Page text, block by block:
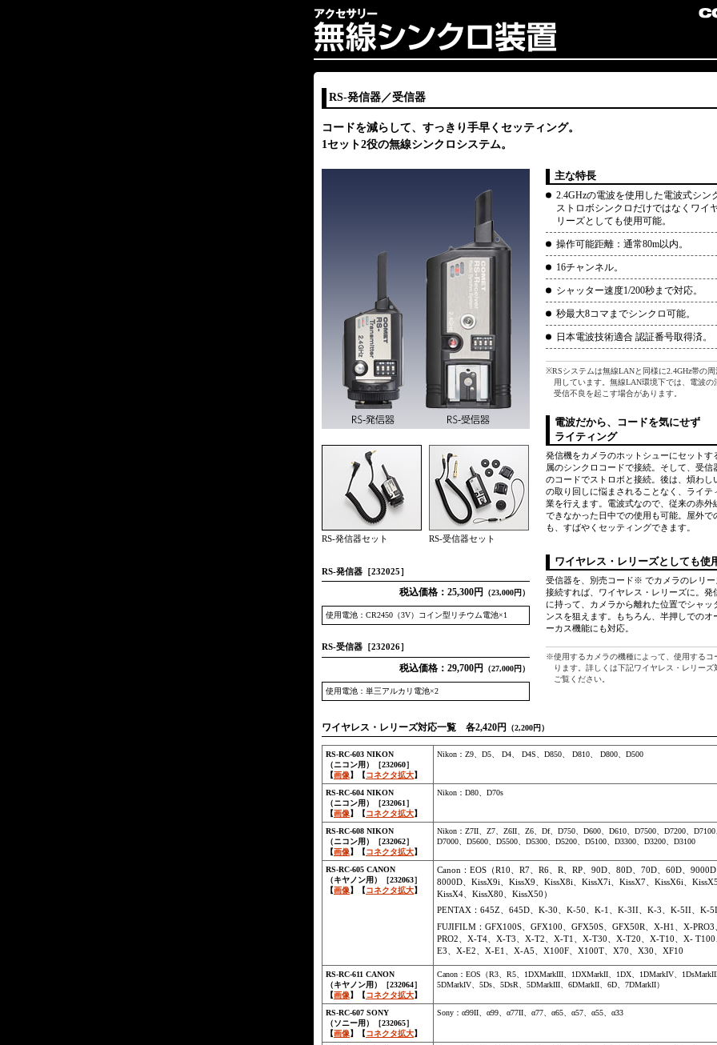
RS-発信器／受信器
コードを減らして、すっきり手早くセッティング。
1セット2役の無線シンクロシステム。
RS-発信器セット RS-受信器セット
RS-発信器［232025］
税込価格：25,300円 （23,000円）
使用電池：CR2450（3V）コイン型リチウム電池×1
RS-受信器［232026］
税込価格：29,700円 （27,000円）
使用電池：単三アルカリ電池×2
主な特長
2.4GHzの電波を使用した電波式シン
ストロボシンクロだけではなくワイ
リーズとしても使用可能。
操作可能距離：通常80m以内。
16チャンネル。
シャッター速度1/200秒まで対応。
秒最大8コマまでシンクロ可能。
日本電波技術適合 認証番号取得済。
※RSシステムは無線LANと同様に2.4GHz帯の周
用しています。無線LAN環境下では、電波の
受信不良を起こす場合があります。
電波だから、コードを気にせず
ライティング
発信機をカメラのホットシューにセットす
属のシンクロコードで接続。そして、受信
のコードでストロボと接続。後は、煩わし
の取り回しに悩まされることなく、ライテ
業を行えます。電波式なので、従来の赤外
できなかった日中での使用も可能。屋外で
も、すばやくセッティングできます。
ワイヤレス・レリーズとしても使
受信器を、別売コード※ でカメラのレリー
接続すれば、ワイヤレス・レリーズに。発
に持って、カメラから離れた位置でシャッ
ンスを狙えます。もちろん、半押しでのオ
ーカス機能にも対応。
※使用するカメラの機種によって、使用するコ
ります。詳しくは下記ワイヤレス・レリーズ
ご覧ください。
ワイヤレス・レリーズ対応一覧 各2,420円 （2,200円）
RS-RC-603 NIKON
（ニコン用）［232060］
【画像】【コネクタ拡大】
Nikon：Z9、D5、 D4、 D4S、D850、 D810、 D800、D500
RS-RC-604 NIKON
（ニコン用）［232061］
【画像】【コネクタ拡大】
Nikon：D80、D70s
RS-RC-608 NIKON
（ニコン用）［232062］
【画像】【コネクタ拡大】
Nikon：Z7II、Z7、Z6II、Z6、Df、D750、D600、D610、D7500、D7200、D7100
D7000、D5600、D5500、D5300、D5200、D5100、D3300、D3200、D3100
RS-RC-605 CANON
（キヤノン用）［232063］
【画像】【コネクタ拡大】
Canon：EOS（R10、R7、R6、R、RP、90D、80D、70D、60D、9000D
8000D、KissX9i、KissX9、KissX8i、KissX7i、KissX7、KissX6i、KissX5
KissX4、KissX80、KissX50）
PENTAX：645Z、645D、K-30、K-50、K-1、K-3II、K-3、K-5II、K-
FUJIFILM：GFX100S、GFX100、GFX50S、GFX50R、X-H1、X-
PRO2、X-T4、X-T3、X-T2、X-T1、X-T30、X-T20、X-T10、X-
E3、X-E2、X-E1、X-A5、X100F、X100T、X70、X30、XF10
RS-RC-611 CANON
（キヤノン用）［232064］
【画像】【コネクタ拡大】
Canon：EOS（R3、R5、1DXMarkIII、1DXMarkII、1DX、1DMarkIV、1DsMarkIII
5DMarkIV、5Ds、5DsR、5DMarkIII、6DMarkII、6D、7DMarkII）
RS-RC-607 SONY
（ソニー用）［232065］
【画像】【コネクタ拡大】
Sony：α99II、α99、α77II、α77、α65、α57、α55、α33